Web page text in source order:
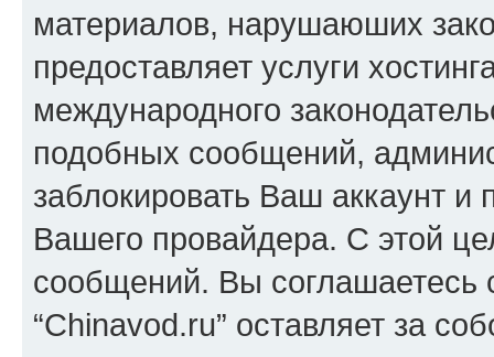
материалов, нарушаюших
предоставляет услуги
международного
подобных сообщений,
заблокировать Ваш аккаунт и
Вашего провайдера. С этой
сообщений. Вы соглашаетесь
“Chinavod.ru” оставляет за